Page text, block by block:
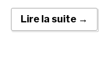
Lire la suite →